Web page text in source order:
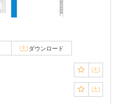
ダウンロード